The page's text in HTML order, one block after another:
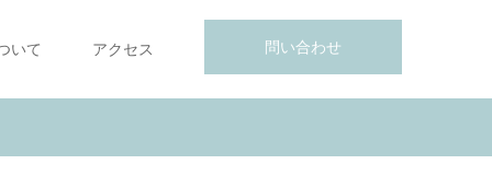
問い合わせ
いて アクセス